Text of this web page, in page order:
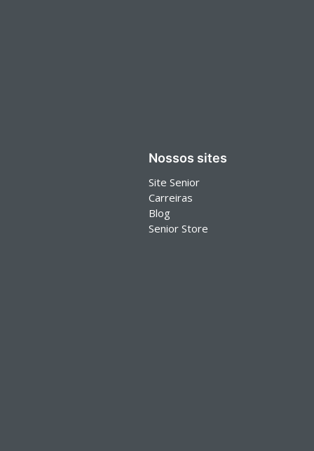
Nossos sites
Site Senior
Carreiras
Blog
Senior Store